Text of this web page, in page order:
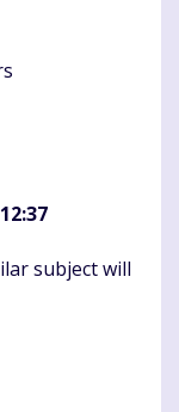
subject will